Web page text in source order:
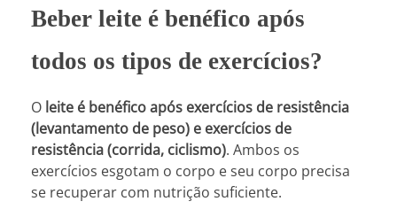
Beber leite é benéfico após
todos os tipos de exercícios?
O leite é benéfico após exercícios de resistência
(levantamento de peso) e exercícios de
resistência (corrida, ciclismo). Ambos os
exercícios esgotam o corpo e seu corpo precisa
se recuperar com nutrição suficiente.